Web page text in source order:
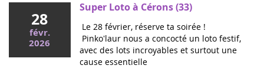
28
févr.
2026
Super Loto à Cérons (33)
Le 28 février, réserve ta soirée !
Pinko'laur nous a concocté un loto festif,
avec des lots incroyables et surtout une
cause essentielle